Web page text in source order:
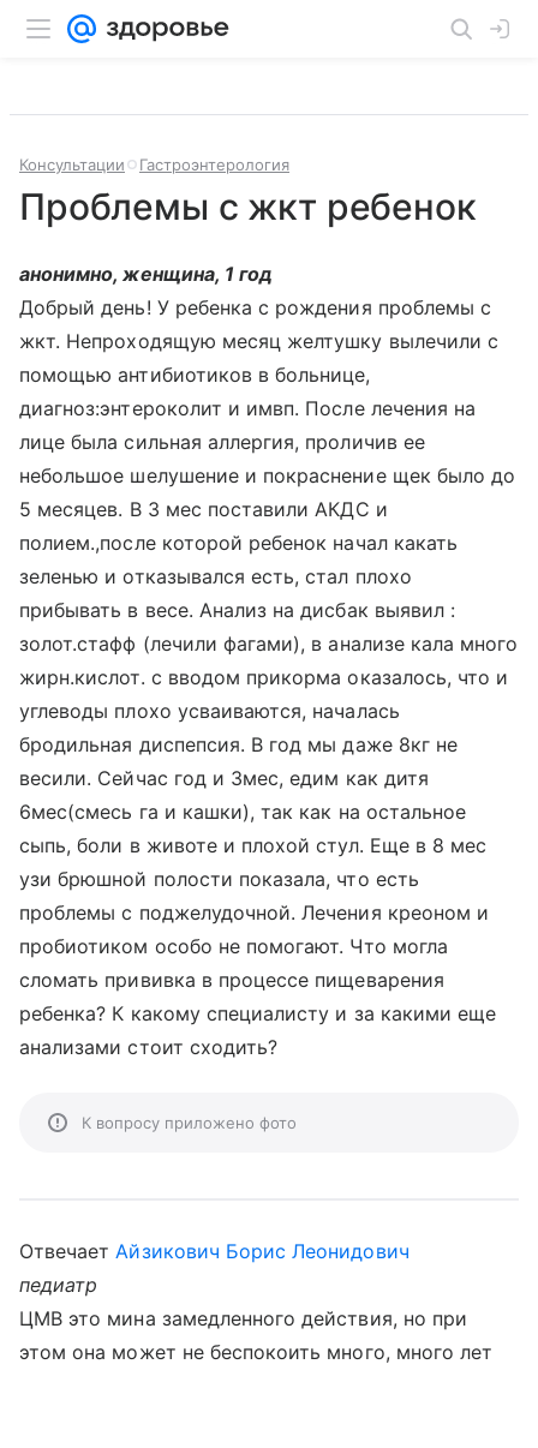
Консультации Гастроэнтерология
Проблемы с жкт ребенок
анонимно, женщина, 1 год
Добрый день! У ребенка с рождения проблемы с
жкт. Непроходящую месяц желтушку вылечили с
помощью антибиотиков в больнице,
диагноз:энтероколит и имвп. После лечения на
лице была сильная аллергия, проличив ее
небольшое шелушение и покраснение щек было до
5 месяцев. В 3 мес поставили АКДС и
полием.,после которой ребенок начал какать
зеленью и отказывался есть, стал плохо
прибывать в весе. Анализ на дисбак выявил :
золот.стафф (лечили фагами), в анализе кала много
жирн.кислот. с вводом прикорма оказалось, что и
углеводы плохо усваиваются, началась
бродильная диспепсия. В год мы даже 8кг не
весили. Сейчас год и 3мес, едим как дитя
6мес(смесь га и кашки), так как на остальное
сыпь, боли в животе и плохой стул. Еще в 8 мес
узи брюшной полости показала, что есть
проблемы с поджелудочной. Лечения креоном и
пробиотиком особо не помогают. Что могла
сломать прививка в процессе пищеварения
ребенка? К какому специалисту и за какими еще
анализами стоит сходить?
К вопросу приложено фото
ОтвечаетАйзикович Борис Леонидович
педиатр
ЦМВ это мина замедленного действия, но при
этом она может не беспокоить много, много лет